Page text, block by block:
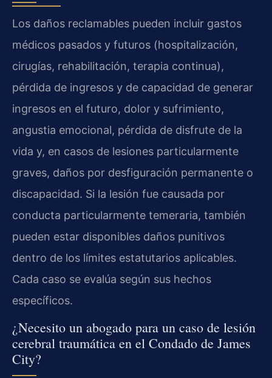
Los daños reclamables pueden incluir gastos
médicos pasados y futuros (hospitalización,
cirugías, rehabilitación, terapia continua),
pérdida de ingresos y de capacidad de generar
ingresos en el futuro, dolor y sufrimiento,
angustia emocional, pérdida de disfrute de la
vida y, en casos de lesiones particularmente
graves, daños por desfiguración permanente o
discapacidad. Si la lesión fue causada por
conducta particularmente temeraria, también
pueden estar disponibles daños punitivos
dentro de los límites estatutarios aplicables.
Cada caso se evalúa según sus hechos
específicos.
¿Necesito un abogado para un caso de lesión
cerebral traumática en el Condado de James
City?